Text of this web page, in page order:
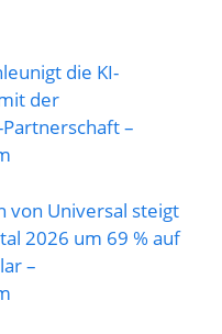
die KI-
der
–
von Universal steigt
2026 um 69 % auf
–